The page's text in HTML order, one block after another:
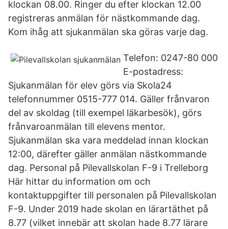
klockan 08.00. Ringer du efter klockan 12.00
registreras anmälan för nästkommande dag.
Kom ihåg att sjukanmälan ska göras varje dag.
Telefon: 0247-80 000
E-postadress:
Sjukanmälan för elev görs via Skola24
telefonnummer 0515-777 014. Gäller frånvaron
del av skoldag (till exempel läkarbesök), görs
frånvaroanmälan till elevens mentor.
Sjukanmälan ska vara meddelad innan klockan
12:00, därefter gäller anmälan nästkommande
dag. Personal på Pilevallskolan F-9 i Trelleborg
Här hittar du information om och
kontaktuppgifter till personalen på Pilevallskolan
F-9. Under 2019 hade skolan en lärartäthet på
8.77 (vilket innebär att skolan hade 8.77 lärare